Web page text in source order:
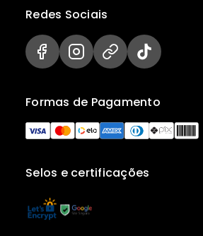
Selos e certificações
Formas de Pagamento
Redes Sociais